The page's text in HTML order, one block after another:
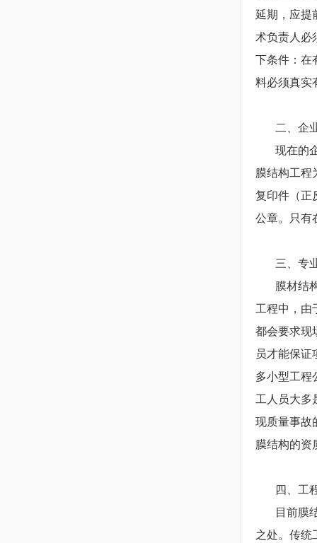
延期，应提
术负责人必
下条件：在
料必须真实
二、企
现在的企
膜结构工程
复印件（正
公章。只有
三、专
膜材结构
工程中，由
都会要求现
员才能保
多小型工程
工人员大多
现质量事故
膜结构的资
四、工
目前膜结
之处。传统